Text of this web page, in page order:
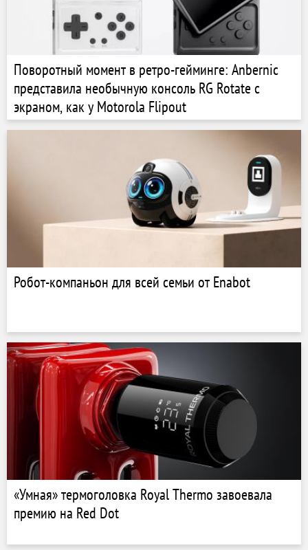
Поворотный момент в ретро-гейминге: Anbernic
представила необычную консоль RG Rotate с
экраном, как у Motorola Flipout
Робот-компаньон для всей семьи от Enabot
«Умная» термоголовка Royal Thermo завоевала
премию на Red Dot